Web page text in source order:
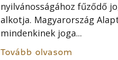
nyilvánosságához fűződő
alkotja. Magyarország
mindenkinek joga...
Tovább olvasom